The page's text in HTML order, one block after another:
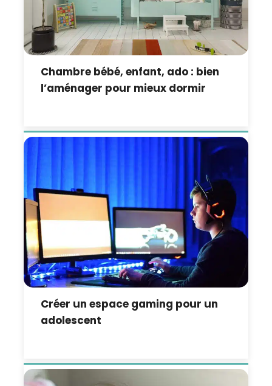
Chambre bébé, enfant, ado : bien
l’aménager pour mieux dormir
Créer un espace gaming pour un
adolescent